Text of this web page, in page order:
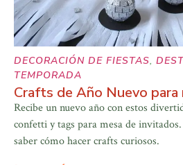
DECORACIÓN DE FIESTAS,
TEMPORADA
Crafts de Año Nuevo para
Recibe un nuevo año con estos
confetti y tags para mesa de
saber cómo hacer crafts curiosos.